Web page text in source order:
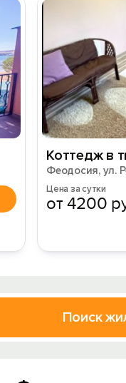
Коттедж в
Феодосия, ул.
Цена за сутки
от 4200
Поиск